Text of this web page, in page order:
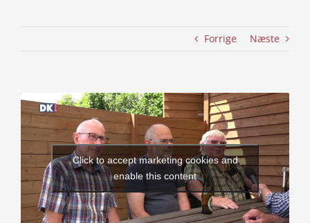
Forrige Næste
View
Larger
Image
Click to accept marketing cookies and
enable this content